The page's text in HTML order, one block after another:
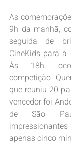
As
9h da manhã,
seguida de
CineKids para
Às 18h,
competição
que reuniu 20
vencedor foi
de São
impressionantes
apenas cinco